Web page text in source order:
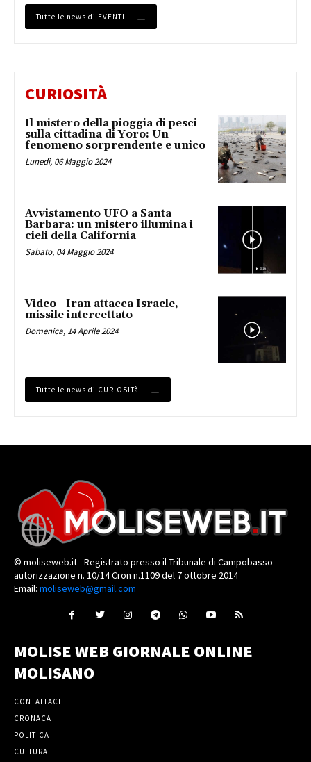
Tutte le news di EVENTI
CURIOSITÀ
Il mistero della pioggia di pesci
sulla cittadina di Yoro: Un
fenomeno sorprendente e unico
Lunedì, 06 Maggio 2024
Avvistamento UFO a Santa
Barbara: un mistero illumina i
cieli della California
Sabato, 04 Maggio 2024
Video - Iran attacca Israele,
missile intercettato
Domenica, 14 Aprile 2024
Tutte le news di CURIOSITà
© moliseweb.it - Registrato presso il Tribunale di Campobasso
autorizzazione n. 10/14 Cron n.1109 del 7 ottobre 2014
Email: moliseweb@gmail.com
MOLISE WEB GIORNALE ONLINE
MOLISANO
CONTATTACI
CRONACA
POLITICA
CULTURA